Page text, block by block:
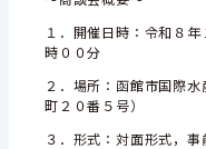
１．開催日時：令和８
時００分
２．場所：函館市国際
町２０番５号）
３．形式：対面形式，